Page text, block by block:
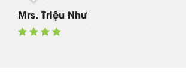
Mrs. Triệu Như